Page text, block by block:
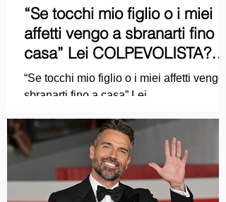
“Se tocchi mio figlio o i miei
affetti vengo a sbranarti fino a
casa” Lei COLPEVOLISTA?
Ma mi faccia il piacere...
“Se tocchi mio figlio o i miei affetti vengo
sbranarti fino a casa” Lei